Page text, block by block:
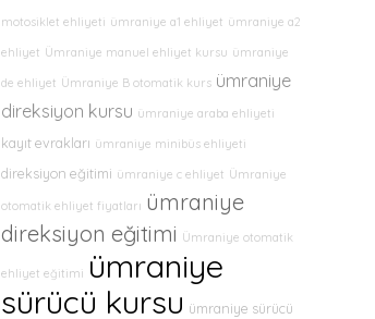
motosiklet ehliyeti ümraniye a1 ehliyet ümraniye a2
ehliyet Ümraniye manuel ehliyet kursu ümraniye
de ehliyet Ümraniye B otomatik kurs ümraniye
direksiyon kursu ümraniye araba ehliyeti
kayıt evrakları ümraniye minibüs ehliyeti
direksiyon eğitimi ümraniye c ehliyet Ümraniye
otomatik ehliyet fiyatları ümraniye
direksiyon eğitimi Ümraniye otomatik
ehliyet eğitimi ümraniye
sürücü kursu ümraniye sürücü